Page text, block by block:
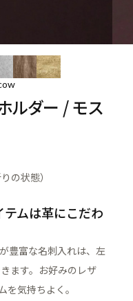
ルダー / モス
の状態）
ムは革にこだわ
豊富な名刺入れは、左
ます。お好みのレザ
を気持ちよく。